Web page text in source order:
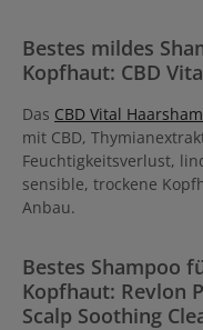
Bestes mildes
Kopfhaut: CBD
Das CBD Vital
mit CBD,
Feuchtigkeitsverlust,
sensible, trockene
Anbau.
Bestes Shampoo
Kopfhaut: Revlon
Scalp Soothing